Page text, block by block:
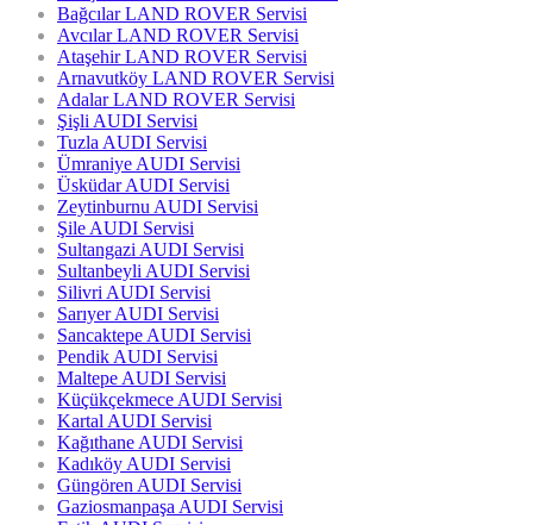
Bağcılar LAND ROVER Servisi
Avcılar LAND ROVER Servisi
Ataşehir LAND ROVER Servisi
Arnavutköy LAND ROVER Servisi
Adalar LAND ROVER Servisi
Şişli AUDI Servisi
Tuzla AUDI Servisi
Ümraniye AUDI Servisi
Üsküdar AUDI Servisi
Zeytinburnu AUDI Servisi
Şile AUDI Servisi
Sultangazi AUDI Servisi
Sultanbeyli AUDI Servisi
Silivri AUDI Servisi
Sarıyer AUDI Servisi
Sancaktepe AUDI Servisi
Pendik AUDI Servisi
Maltepe AUDI Servisi
Küçükçekmece AUDI Servisi
Kartal AUDI Servisi
Kağıthane AUDI Servisi
Kadıköy AUDI Servisi
Güngören AUDI Servisi
Gaziosmanpaşa AUDI Servisi